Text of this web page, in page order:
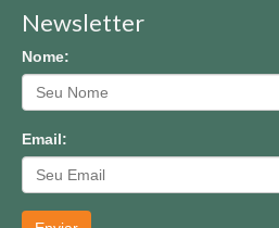
Newsletter
Nome:
Email: